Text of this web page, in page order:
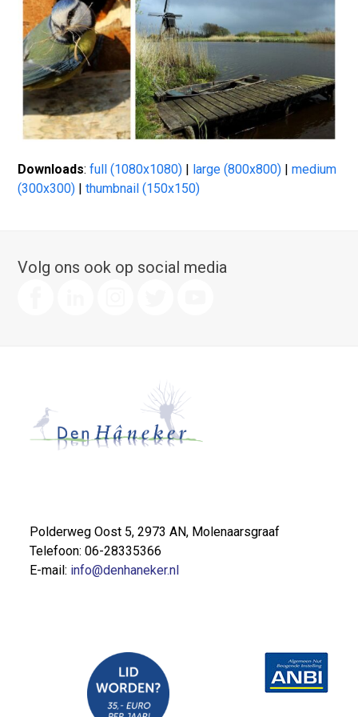
Downloads:full (1080x1080) | large (800x800) |medium
(300x300) |thumbnail (150x150)
Volg ons ook op social media
Polderweg Oost 5, 2973 AN, Molenaarsgraaf
Telefoon: 06-28335366
E-mail: info@denhaneker.nl